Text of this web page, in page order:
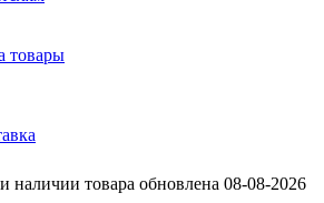
товары
наличии товара обновлена 08-08-2026